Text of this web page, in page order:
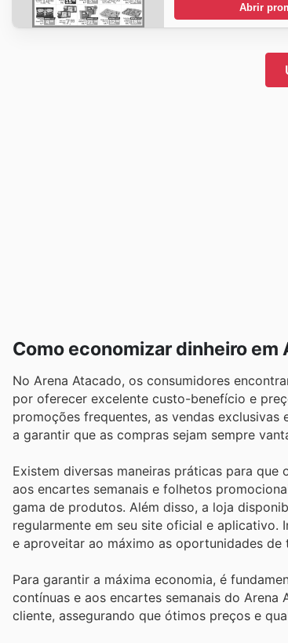
Abrir
Como economizar dinheiro em
No Arena Atacado, os consumidores
por oferecer excelente custo-benefício e
promoções frequentes, as vendas
a garantir que as compras sejam sempre
Existem diversas maneiras práticas para
aos encartes semanais e folhetos
gama de produtos. Além disso, a loja
regularmente em seu site oficial e
e aproveitar ao máximo as oportunidades
Para garantir a máxima economia, é
contínuas e aos encartes semanais do
cliente, assegurando que ótimos preços e